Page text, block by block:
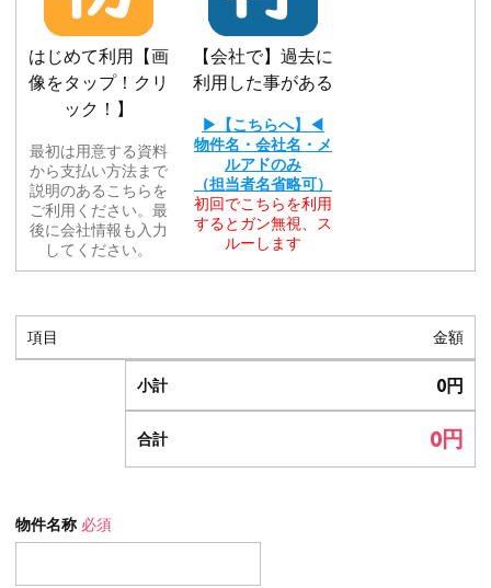
はじめて利用【画
像をタップ！クリ
ック！】
最初は用意する資料
から支払い方法まで
説明のあるこちらを
ご利用ください。最
後に会社情報も入力
してください。
【会社で】過去に
利用した事がある
▶【こちらへ】◀
物件名・会社名・メ
ルアドのみ
（担当者名省略可）
初回でこちらを利用
するとガン無視、ス
ルーします
項目 金額
小計 0円
合計 0円
物件名称 必須